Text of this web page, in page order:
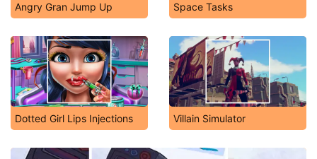
Angry Gran Jump Up Space Tasks
Dotted Girl Lips Injections Villain Simulator